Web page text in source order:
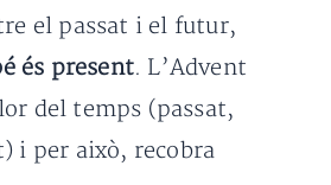
el passat i el futur,
és present. L’Advent
del temps (passat,
i per això, recobra